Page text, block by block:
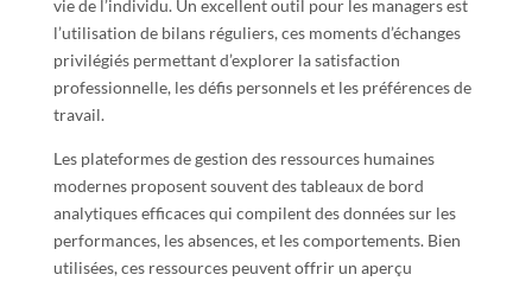
vie de l’individu. Un excellent outil pour les managers est
l’utilisation de bilans réguliers, ces moments d’échanges
privilégiés permettant d’explorer la satisfaction
professionnelle, les défis personnels et les préférences de
travail.
Les plateformes de gestion des ressources humaines
modernes proposent souvent des tableaux de bord
analytiques efficaces qui compilent des données sur les
performances, les absences, et les comportements. Bien
utilisées, ces ressources peuvent offrir un aperçu